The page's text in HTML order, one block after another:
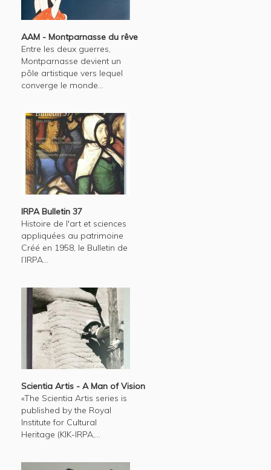
AAM - Montparnasse du rêve
Entre les deux guerres,
Montparnasse devient un
pôle artistique vers lequel
converge le monde...
IRPA Bulletin 37
Histoire de l'art et sciences
appliquées au patrimoine
Créé en 1958, le Bulletin de
l’IRPA...
Scientia Artis - A Man of Vision
«The Scientia Artis series is
published by the Royal
Institute for Cultural
Heritage (KIK-IRPA,...